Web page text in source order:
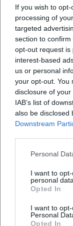
If you wish to
processing of
targeted
section to
opt-out request is
interest-based
us or personal
your opt-out. You
disclosure of
IAB’s list of
also be disclosed
Downstream
Personal
I want to
personal data.
Opted In
I want to
Personal
Opted In
sich durch feine
aus; die
artikuliert
dominieren. In
komplexer
mit erweiterten
Durchhörbarkeit
Handschrift ist
Studioerfahrung,
urbanes Labor
Als Mitglied der
(ROC) versteht
Hauptstadtkultur.
Medienpartnern
innovative